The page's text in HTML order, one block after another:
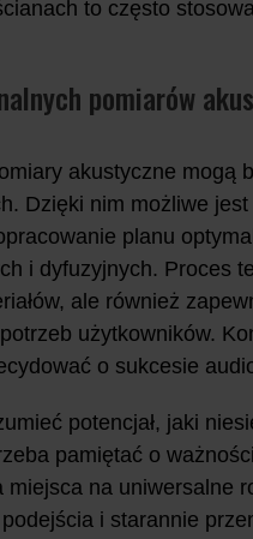
to często
pomiarów
akustyczne mogą
Dzięki nim możliwe
planu
i dyfuzyjnych. Proces
ale również
użytkowników.
o sukcesie
potencjał, jaki
pamiętać o
miejsca na uniwersalne
i starannie